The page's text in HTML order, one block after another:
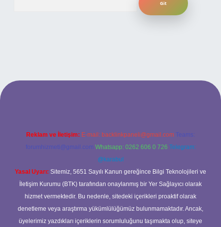
giriş
Reklam ve İletişim: E-mail: backlinkpaneli@gmail.com Teams:
forumhizmeti@gmail.com Whatsapp: 0262 606 0 726 Telegram:
@karabul
Yasal Uyarı: Sitemiz, 5651 Sayılı Kanun gereğince Bilgi Teknolojileri ve
İletişim Kurumu (BTK) tarafından onaylanmış bir Yer Sağlayıcı olarak
hizmet vermektedir. Bu nedenle, sitedeki içerikleri proaktif olarak
denetleme veya araştırma yükümlülüğümüz bulunmamaktadır. Ancak,
üyelerimiz yazdıkları içeriklerin sorumluluğunu taşımakta olup, siteye